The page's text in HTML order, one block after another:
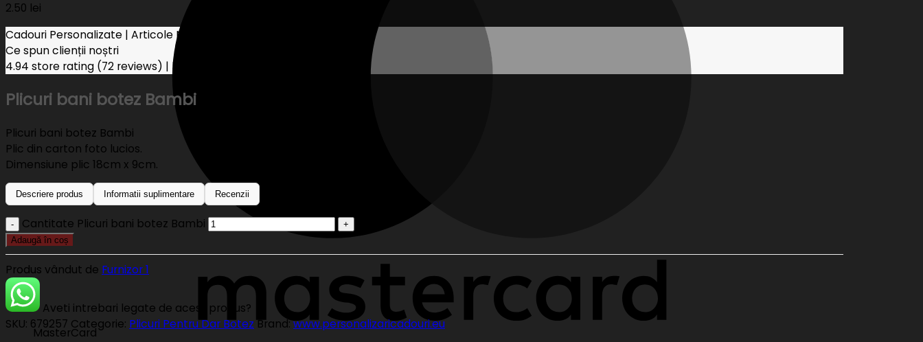
MasterCard
2.50 lei
Cadouri Personalizate | Articole Nunta Botez
Ce spun clienții noștri
4.94 store rating (72 reviews) | 5.00 product rating
Plicuri bani botez Bambi
Plicuri bani botez Bambi
Plic din carton foto lucios.
Dimensiune plic 18cm x 9cm.
Descriere produs Informatii suplimentare Recenzii
Cantitate Plicuri bani botez Bambi
Adaugă în coș
Produs vândut de Furnizor 1
Aveti intrebari legate de acest produs?
SKU: 679257 Categorie: Plicuri Pentru Dar Botez Brand:www.personalizaricadouri.eu